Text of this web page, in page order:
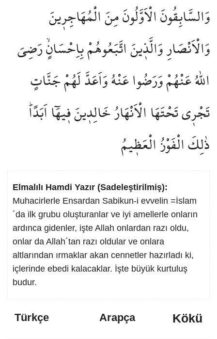
وَالسَّابِقُونَ الْاَوَّلُونَ مِنَ الْمُهَاجِر۪ينَ
وَالْاَنْصَارِ وَالَّذ۪ينَ اتَّبَعُوهُمْ بِاِحْسَانٍۙ رَضِيَ
اللّٰهُ عَنْهُمْ وَرَضُوا عَنْهُ وَاَعَدَّ لَهُمْ جَنَّاتٍ
تَجْر۪ي تَحْتَهَا الْاَنْهَارُ خَالِد۪ينَ ف۪يهَٓا اَبَدًاۜ
ذٰلِكَ الْفَوْزُ الْعَظ۪يمُ
Elmalılı Hamdi Yazır (Sadeleştirilmiş):
Muhacirlerle Ensardan Sabikun-i evvelin =İslam
´da ilk grubu oluşturanlar ve iyi amellerle onların
ardınca gidenler, işte Allah onlardan razı oldu,
onlar da Allah´tan razı oldular ve onlara
altlarından ırmaklar akan cennetler hazırladı ki,
içlerinde ebedi kalacaklar. İşte büyük kurtuluş
budur.
Türkçe Arapça Kökü